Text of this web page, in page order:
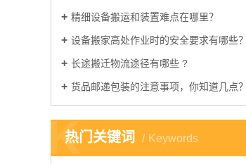
精细设备搬运和装置难点在哪里？ ​
设备搬家高处作业时的安全要求有哪些？
长途搬迁物流途径有哪些 ​?
货品邮递包装的注意事项，你知道几点？ ​
热门关键词 Keywords
K